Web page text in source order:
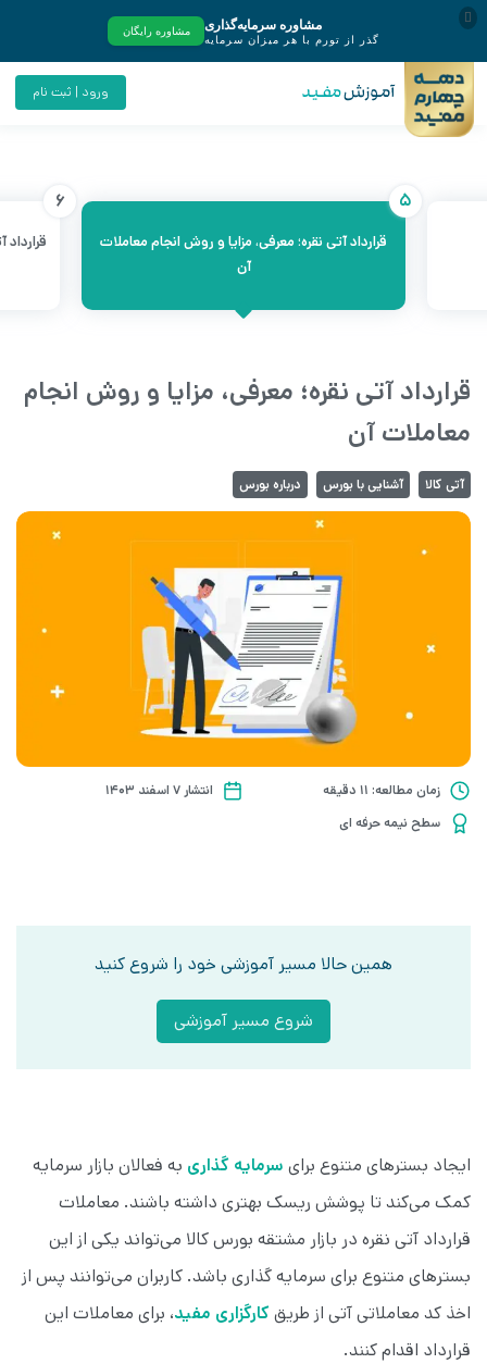
ورود | ثبت نام
5
قرارداد آتی نقره؛ معرفی، مزایا و روش انجام معاملات
آن
6
قرارداد آتی نقره؛ معرفی، مزایا و روش انجام
معاملات آن
آتی کالا آشنایی با بورس درباره بورس
زمان مطالعه: 11 دقیقه
انتشار ۷ اسفند ۱۴۰۳
سطح نیمه حرفه ای
همین حالا مسیر آموزشی خود را شروع کنید
شروع مسیر آموزشی
ایجاد بسترهای متنوع برای سرمایه‌ گذاری به فعالان بازار سرمایه
کمک می‌کند تا پوشش ریسک بهتری داشته باشند. معاملات
قرارداد آتی نقره در بازار مشتقه بورس کالا می‌تواند یکی از این
بسترهای متنوع برای سرمایه گذاری باشد. کاربران می‌توانند پس از
اخذ کد معاملاتی آتی از طریقکارگزاری مفید، برای معاملات این
قرارداد اقدام کنند.